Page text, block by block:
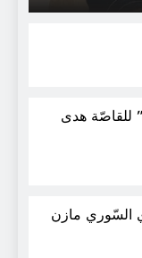
للقاصّة هدى
السّوري مازن